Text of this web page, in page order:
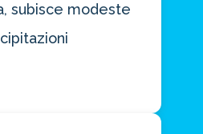
subisce modeste